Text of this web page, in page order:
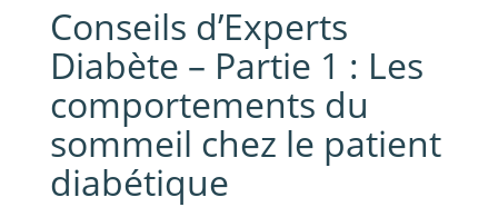
Conseils d’Experts
Diabète – Partie 1 : Les
comportements du
sommeil chez le patient
diabétique